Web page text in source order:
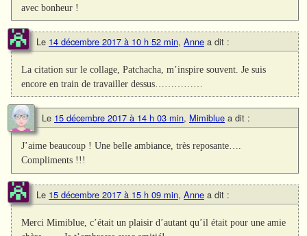
avec bonheur !
Le 14 décembre 2017 à 10 h 52 min, Anne a dit :
La citation sur le collage, Patchacha, m’inspire souvent. Je suis
encore en train de travailler dessus……………
Le 15 décembre 2017 à 14 h 03 min, Mimiblue a dit :
J’aime beaucoup ! Une belle ambiance, très reposante….
Compliments !!!
Le 15 décembre 2017 à 15 h 09 min, Anne a dit :
Merci Mimiblue, c’était un plaisir d’autant qu’il était pour une amie